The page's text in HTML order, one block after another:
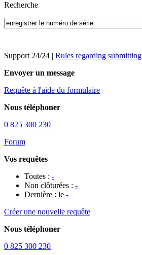
Recherche
Support 24/24 | Rules regarding submitting
Envoyer un message
Requête à l'aide du formulaire
Nous téléphoner
0 825 300 230
Forum
Vos requêtes
Toutes : -
Non clôturées : -
Dernière : le -
Créer une nouvelle requête
Nous téléphoner
0 825 300 230